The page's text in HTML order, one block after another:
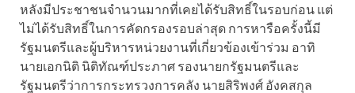
หลังมีประชาชนจำนวนมากที่เคยได้รับสิทธิ์ในรอบก่อน แต่
ไม่ได้รับสิทธิ์ในการคัดกรองรอบล่าสุด การหารือครั้งนี้มี
รัฐมนตรีและผู้บริหารหน่วยงานที่เกี่ยวข้องเข้าร่วม อาทิ
นายเอกนิติ นิติทัณฑ์ประภาศ รองนายกรัฐมนตรีและ
รัฐมนตรีว่าการกระทรวงการคลัง นายสิริพงศ์ อังคสกุล